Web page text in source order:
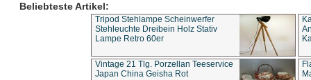
Beliebteste Artikel:
Tripod Stehlampe Scheinwerfer
Stehleuchte Dreibein Holz Stativ
Lampe Retro 60er
Vintage 21 Tlg. Porzellan Teeservice
Japan China Geisha Rot